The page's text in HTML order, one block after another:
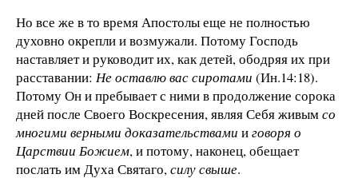
Но все же в то время Апостолы еще не полностью
духовно окрепли и возмужали. Потому Господь
наставляет и руководит их, как детей, ободряя их при
расставании: Не оставлю вас сиротами (Ин.14:18).
Потому Он и пребывает с ними в продолжение сорока
дней после Своего Воскресения, являя Себя живымсо
многими верными доказательствами иговоря о
Царствии Божием, и потому, наконец, обещает
послать им Духа Святаго,силу свыше.